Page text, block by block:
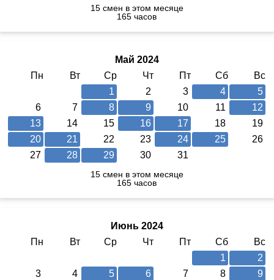
15 смен в этом месяце
165 часов
Май 2024
Пн
Вт Ср Чт Пт Сб
Вс
1
2 3 4
5
6
7 8 9 10 11
12
13
14 15 16 17 18
19
20
21 22 23 24 25
26
27
28 29 30 31
15 смен в этом месяце
165 часов
Июнь 2024
Пн
Вт Ср Чт Пт Сб
Вс
1
2
3
4 5 6 7 8
9